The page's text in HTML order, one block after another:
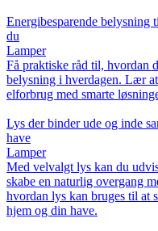
Energibesparende belysning
du
Lamper
Få praktiske råd til, hvordan
belysning i hverdagen. Lær
elforbrug med smarte
Lys der binder ude og inde
have
Lamper
Med velvalgt lys kan du
skabe en naturlig overgang
hvordan lys kan bruges til at
hjem og din have.